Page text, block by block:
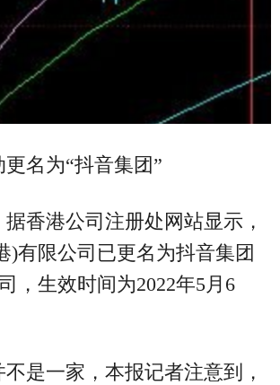
名为“抖音集团”
据香港公司注册处网站显示，
)有限公司已更名为抖音集团
，生效时间为2022年5月6
是一家，本报记者注意到，